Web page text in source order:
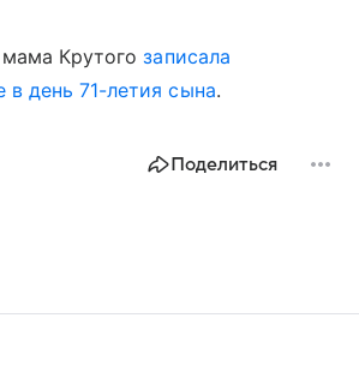
мама Крутогозаписала
день 71-летия сына.
Поделиться